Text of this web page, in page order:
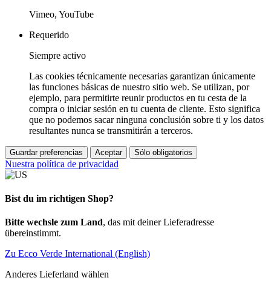
Vimeo, YouTube
Requerido
Siempre activo
Las cookies técnicamente necesarias garantizan únicamente
las funciones básicas de nuestro sitio web. Se utilizan, por
ejemplo, para permitirte reunir productos en tu cesta de la
compra o iniciar sesión en tu cuenta de cliente. Esto significa
que no podemos sacar ninguna conclusión sobre ti y los datos
resultantes nunca se transmitirán a terceros.
Guardar preferencias Aceptar Sólo obligatorios
Nuestra política de privacidad
Bist du im richtigen Shop?
Bitte wechsle zum Land, das mit deiner Lieferadresse
übereinstimmt.
Zu Ecco Verde International (English)
Anderes Lieferland wählen